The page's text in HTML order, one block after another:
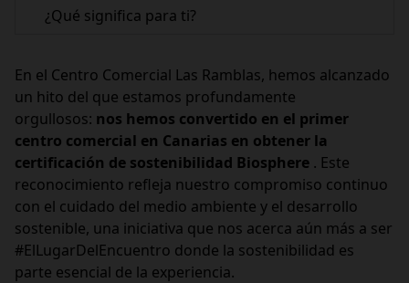
¿Qué significa para ti?
En el Centro Comercial Las Ramblas, hemos alcanzado
un hito del que estamos profundamente
orgullosos: nos hemos convertido en el primer
centro comercial en Canarias en obtener la
certificación de sostenibilidad Biosphere . Este
reconocimiento refleja nuestro compromiso continuo
con el cuidado del medio ambiente y el desarrollo
sostenible, una iniciativa que nos acerca aún más a ser
#ElLugarDelEncuentro donde la sostenibilidad es
parte esencial de la experiencia.